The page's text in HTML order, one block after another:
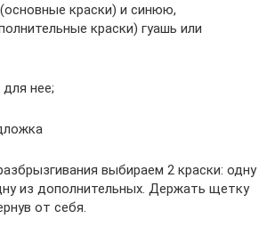
краски) и синюю,
краски) гуашь или
нее;
выбираем 2 краски: одну
из дополнительных. Держать щетку
от себя.